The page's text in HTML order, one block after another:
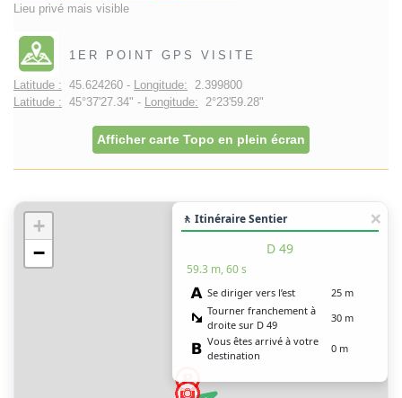
Lieu privé mais visible
1ER POINT GPS VISITE
Latitude : 45.624260 - Longitude: 2.399800
Latitude : 45°37'27.34" - Longitude: 2°23'59.28"
Afficher carte Topo en plein écran
+
−
🚶 Itinéraire Sentier
D 49
59.3 m, 60 s
Se diriger vers l’est
25 m
Tourner franchement à
droite sur D 49
30 m
Vous êtes arrivé à votre
destination
0 m